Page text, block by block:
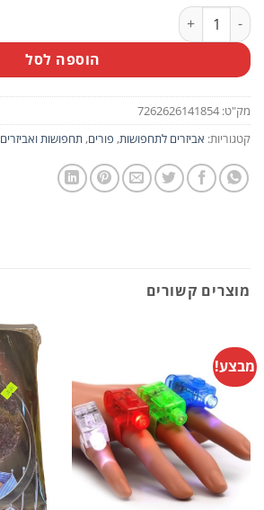
כמות של שלייקס מנומר
הוספה לסל
מק"ט:7262626141854
קטגוריות: אביזרים לתחפושות, פורים, תחפושות ואביזרים
מוצרים קשורים
מבצע!